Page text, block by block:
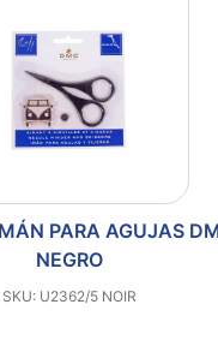
PARA AGUJAS
NEGRO
SKU: U2362/5 NOIR